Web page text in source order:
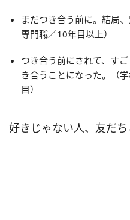
まだつき合う前に。結局
専門職／10年目以上）
つき合う前にされて、す
き合うことになった。（
目）
好きじゃない人、友だ